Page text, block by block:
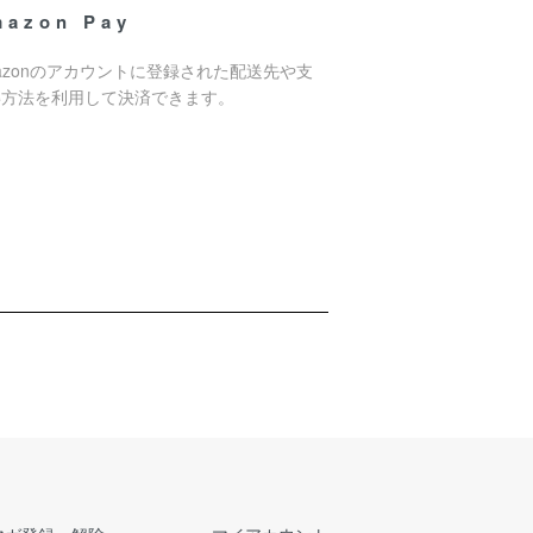
Pay
のアカウントに登録された配送先や支
法を利用して決済できます。